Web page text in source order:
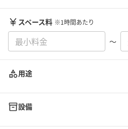
スペース料 ※1時間あたり
〜
用途
設備